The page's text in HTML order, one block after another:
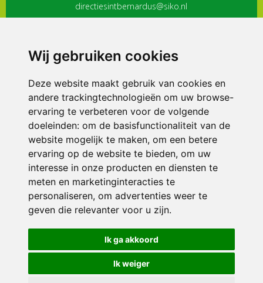
Wij gebruiken cookies
Deze website maakt gebruik van cookies en
andere trackingtechnologieën om uw browse-
ervaring te verbeteren voor de volgende
doeleinden: om de basisfunctionaliteit van de
website mogelijk te maken, om een betere
ervaring op de website te bieden, om uw
interesse in onze producten en diensten te
meten en marketinginteracties te
personaliseren, om advertenties weer te
geven die relevanter voor u zijn.
Ik ga akkoord
Ik weiger
directiesintbernardus@siko.nl
3116 JB
ONDERDEEL VAN
© 2026 Sint Bernardus | Alle rechten voorbehouden
Privacy policy|Disclaimer| Klachtenregeling|RSIN en Anbi
voorkeuren
Crealisatie The MindOffice